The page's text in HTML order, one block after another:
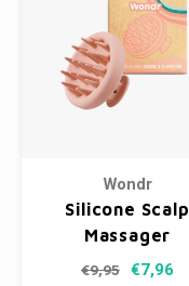
Wondr
Silicone Scalp
Massager
€9,95 €7,96